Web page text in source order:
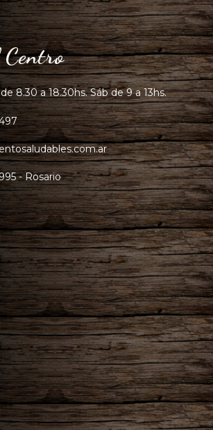
8.30 a 18.30hs. Sáb de 9 a 13hs.
- Rosario